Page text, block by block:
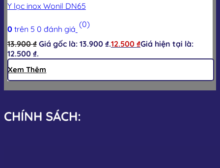
Y lọc inox Wonil DN65
0trên 5 0 đánh giá (0)
13.900₫ Giá gốc là: 13.900 ₫.12.500 ₫Giá hiện tại là:
12.500 ₫.
Xem Thêm
CHÍNH SÁCH: